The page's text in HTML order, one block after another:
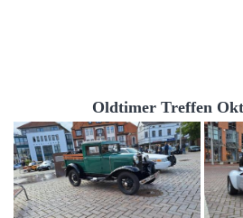
Oldtimer Treffen